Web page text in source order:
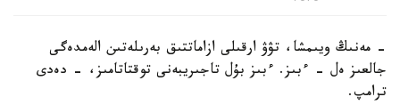
- مەنىڭ ويىمشا، تۋۋ ارقىلى ازاماتتىق بەرىلەتىن الەمدەگى
جالعىز ەل - ءبىز. ءبىز بۇل تاجىريبەنى توقتاتامىز، - دەدى
ترامپ.